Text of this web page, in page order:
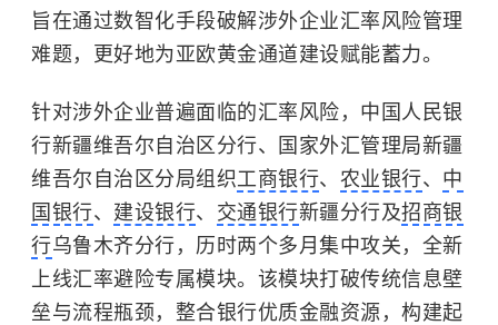
旨在通过数智化手段破解涉外企业汇率风险管理
难题，更好地为亚欧黄金通道建设赋能蓄力。
针对涉外企业普遍面临的汇率风险，中国人民银
行新疆维吾尔自治区分行、国家外汇管理局新疆
维吾尔自治区分局组织工商银行、 农业银行、 中
国银行、 建设银行、 交通银行新疆分行及招商银
行乌鲁木齐分行，历时两个多月集中攻关，全新
上线汇率避险专属模块。该模块打破传统信息壁
垒与流程瓶颈，整合银行优质金融资源，构建起